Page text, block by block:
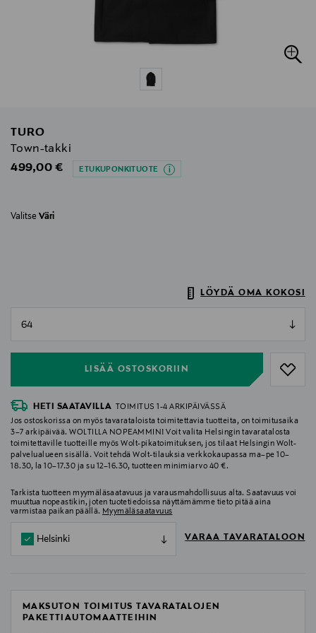
TURO
Town-takki
Original Price
499,00 € ETUKUPONKITUOTE
Valitse Väri
LÖYDÄ OMA KOKOSI
LISÄÄ OSTOSKORIIN
HETI SAATAVILLA
TOIMITUS 1-4 ARKIPÄIVÄSSÄ
Jos ostoskorissa on myös tavarataloista toimitettavia tuotteita, on toimitusaika
3–7 arkipäivää. WOLTILLA NOPEAMMIN! Voit valita Helsingin tavaratalosta
toimitettaville tuotteille myös Wolt-pikatoimituksen, jos tilaat Helsingin Wolt-
palvelualueen sisällä. Voit tehdä Wolt-tilauksia verkkokaupassa ma–pe 10–
18.30, la 10–17.30 ja su 12–16.30, tuotteen minimiarvo 40 €.
Tarkista tuotteen myymäläsaatavuus ja varausmahdollisuus alta. Saatavuus voi
muuttua nopeastikin, joten tuotetiedoissa näyttämämme tieto pitää aina
varmistaa paikan päällä. Myymäläsaatavuus
Helsinki VARAA TAVARATALOON
MAKSUTON TOIMITUS TAVARATALOJEN
PAKETTIAUTOMAATTEIHIN